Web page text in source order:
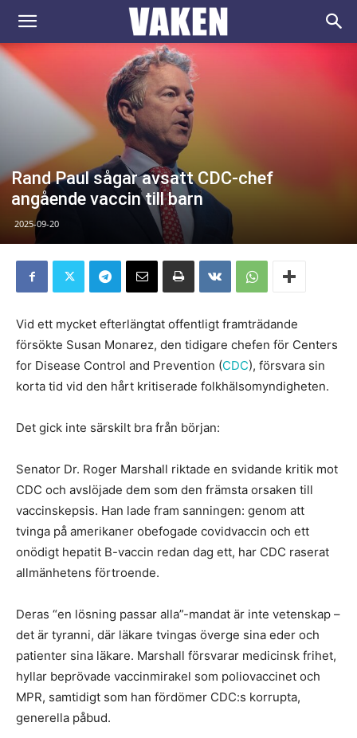
VAKEN.se
Rand Paul sågar avsatt CDC-chef
angående vaccin till barn
2025-09-20
Vid ett mycket efterlängtat offentligt framträdande
försökte Susan Monarez, den tidigare chefen för Centers
for Disease Control and Prevention (CDC), försvara sin
korta tid vid den hårt kritiserade folkhälsomyndigheten.
Det gick inte särskilt bra från början:
Senator Dr. Roger Marshall riktade en svidande kritik mot
CDC och avslöjade dem som den främsta orsaken till
vaccinskepsis. Han lade fram sanningen: genom att
tvinga på amerikaner obefogade covidvaccin och ett
onödigt hepatit B-vaccin redan dag ett, har CDC raserat
allmänhetens förtroende.
Deras “en lösning passar alla”-mandat är inte vetenskap –
det är tyranni, där läkare tvingas överge sina eder och
patienter sina läkare. Marshall försvarar medicinsk frihet,
hyllar beprövade vaccinmirakel som poliovaccinet och
MPR, samtidigt som han fördömer CDC:s korrupta,
generella påbud.